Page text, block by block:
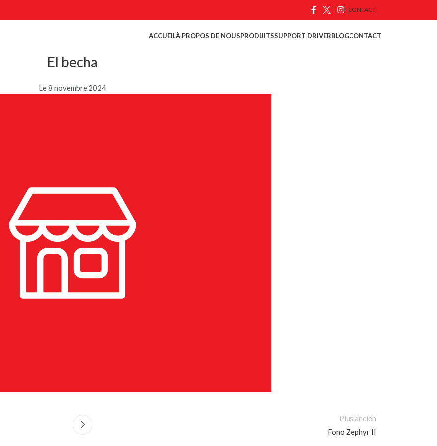
CONTACT
ACCUEILÀ PROPOS DE NOUSPRODUITSSUPPORT DRIVERBLOGCONTACT
El becha
Le 8 novembre 2024
Plus ancien
Fono Zephyr II